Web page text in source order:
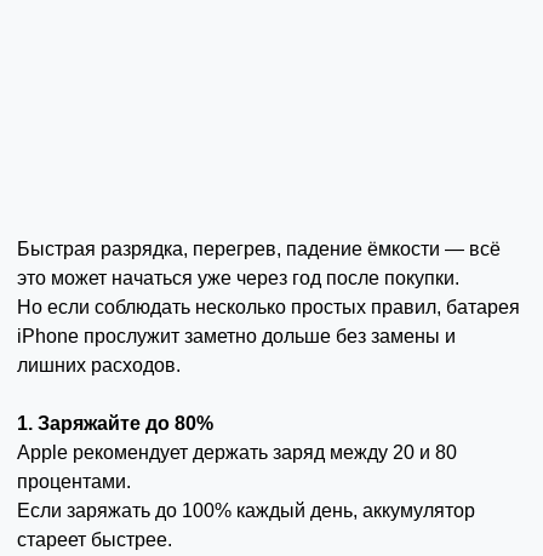
Быстрая разрядка, перегрев, падение ёмкости — всё
это может начаться уже через год после покупки.
Но если соблюдать несколько простых правил, батарея
iPhone прослужит заметно дольше без замены и
лишних расходов.
1. Заряжайте до 80%
Apple рекомендует держать заряд между 20 и 80
процентами.
Если заряжать до 100% каждый день, аккумулятор
стареет быстрее.